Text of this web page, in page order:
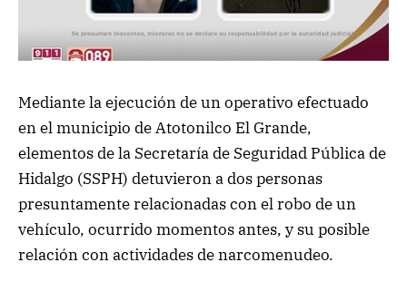
Mediante la ejecución de un operativo efectuado
en el municipio de Atotonilco El Grande,
elementos de la Secretaría de Seguridad Pública de
Hidalgo (SSPH) detuvieron a dos personas
presuntamente relacionadas con el robo de un
vehículo, ocurrido momentos antes, y su posible
relación con actividades de narcomenudeo.